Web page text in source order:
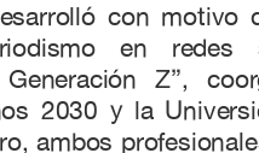
con motivo
en redes
Z”,
2030 y la
ambos